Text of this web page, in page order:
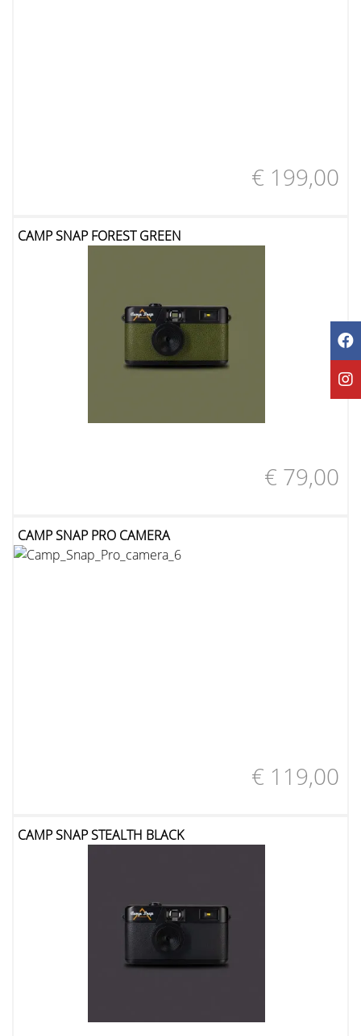
€ 199,00
CAMP SNAP FOREST GREEN
€ 79,00
CAMP SNAP PRO CAMERA
€ 119,00
CAMP SNAP STEALTH BLACK